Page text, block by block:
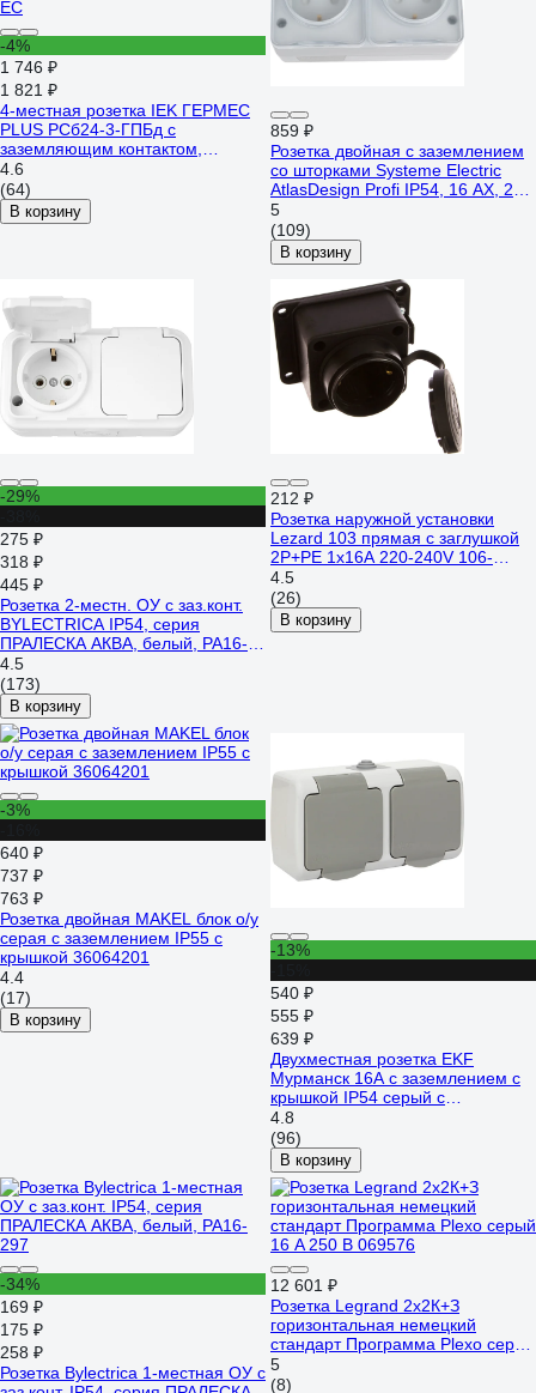
-4%
1 746 ₽
1 821 ₽
4-местная розетка IEK ГЕРМЕС
PLUS РСб24-3-ГПБд с
заземляющим контактом,
открытой установки, IP54,
дымчатый ERMP42-K03-16-54-
EC
4.6
(64)
В корзину
859 ₽
Розетка двойная с заземлением
со шторками Systeme Electric
AtlasDesign Profi IP54, 16 АХ, 250
В, открытой установки, Серый
ATN543026
5
(109)
В корзину
-29%
275 ₽
318 ₽
445 ₽
Розетка 2-местн. ОУ с заз.конт.
BYLECTRICA IP54, серия
ПРАЛЕСКА АКВА, белый, РА16-
303
4.5
(173)
В корзину
212 ₽
Розетка наружной установки
Lezard 103 прямая с заглушкой
2Р+РЕ 1х16А 220-240V 106-
0400-0103/103
4.5
(26)
В корзину
-3%
640 ₽
737 ₽
763 ₽
Розетка двойная MAKEL блок о/у
серая с заземлением IP55 с
крышкой 36064201
4.4
(17)
В корзину
-13%
540 ₽
555 ₽
639 ₽
Двухместная розетка EKF
Мурманск 16А с заземлением с
крышкой IP54 серый с
защитными шторками EFR16-
129-30-54
4.8
(96)
В корзину
-34%
169 ₽
175 ₽
258 ₽
Розетка Bylectrica 1-местная ОУ с
12 601 ₽
Розетка Legrand 2х2К+З
горизонтальная немецкий
стандарт Программа Plexo серый
16 A 250 В 069576
5
(8)